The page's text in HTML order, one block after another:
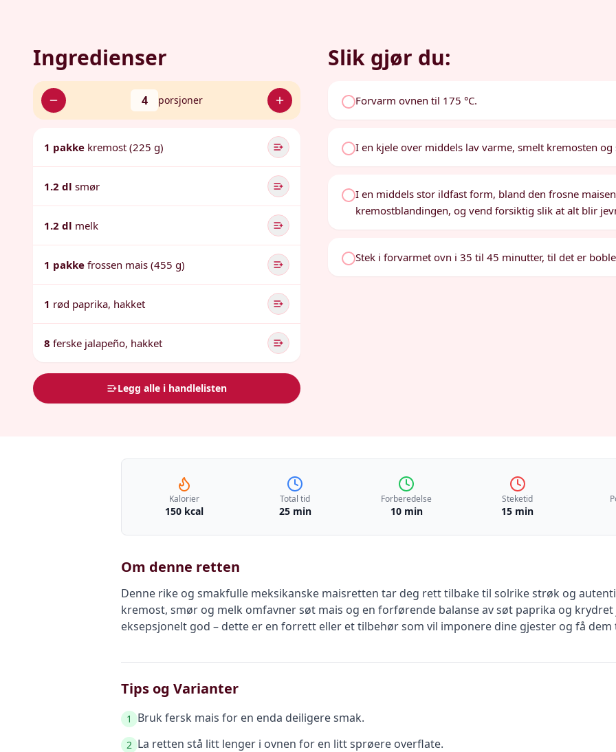
Ingredienser
4 porsjoner
1 pakke kremost (225 g)
1.2 dl smør
1.2 dl melk
1 pakke frossen mais (455 g)
1 rød paprika, hakket
8 ferske jalapeño, hakket
Legg alle i handlelisten
Slik gjør du:
Forvarm ovnen til 175 °C.
I en kjele over middels lav varme, smelt kremosten
I en middels stor ildfast form, bland den frosne
kremostblandingen, og vend forsiktig slik at alt blir
Stek i forvarmet ovn i 35 til 45 minutter, til det er
Kalorier
150 kcal
Total tid
25 min
Forberedelse
10 min
Steketid
15 min
Om denne retten
Denne rike og smakfulle meksikanske maisretten tar deg rett tilbake til solrike strøk og
kremost, smør og melk omfavner søt mais og en forførende balanse av søt paprika og krydret
eksepsjonelt god – dette er en forrett eller et tilbehør som vil imponere dine gjester og få dem
Tips og Varianter
1 Bruk fersk mais for en enda deiligere smak.
2 La retten stå litt lenger i ovnen for en litt sprøere overflate.